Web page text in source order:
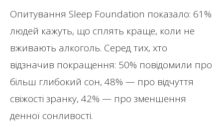
Опитування Sleep Foundation показало: 61%
людей кажуть, що сплять краще, коли не
вживають алкоголь. Серед тих, хто
відзначив покращення: 50% повідомили про
більш глибокий сон, 48% — про відчуття
свіжості зранку, 42% — про зменшення
денної сонливості.